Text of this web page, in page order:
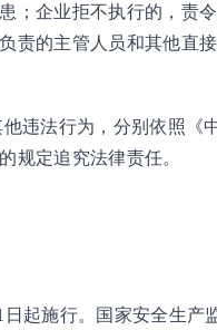
；企业拒不执行的，责
责的主管人员和其他直
违法行为，分别依照《
规定追究法律责任。
日起施行。国家安全生产